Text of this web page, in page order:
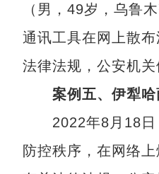
（男，49岁，乌鲁
通讯工具在网上散
法律法规，公安机
案例五、伊犁哈
2022年8月18日，
防控秩序，在网络